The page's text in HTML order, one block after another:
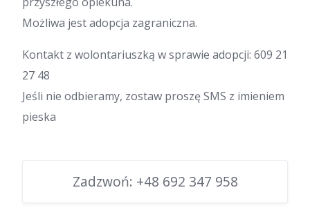
Możliwa jest adopcja zagraniczna.
Kontakt z wolontariuszką w sprawie adopcji: 609 21
27 48
Jeśli nie odbieramy, zostaw proszę SMS z imieniem
pieska
Zadzwoń: +48 692 347 958